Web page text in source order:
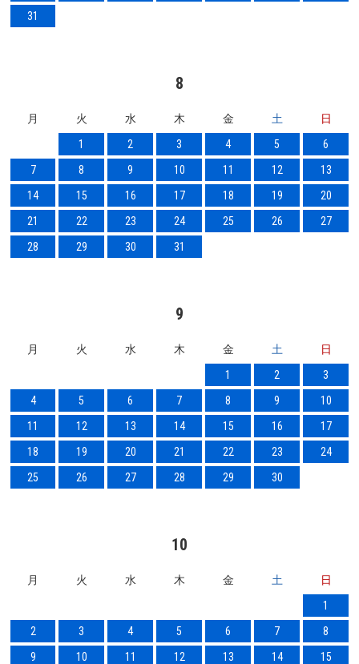
31
8
月 火 水 木 金 土
日
1
2 3 4 5
6
7
8 9 10 11 12
13
14
15 16 17 18 19
20
21
22 23 24 25 26
27
28
29 30 31
9
月 火 水 木 金 土
日
1
2
3
4
5 6 7 8 9
10
11
12 13 14 15 16
17
18
19 20 21 22 23
24
25
26 27 28 29 30
10
月 火 水 木 金 土
日
1
2
3 4 5 6 7
8
9
10 11 12 13 14
15